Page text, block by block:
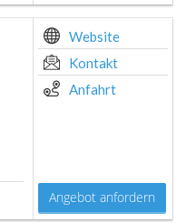
Website
Kontakt
Anfahrt
Angebot anfordern